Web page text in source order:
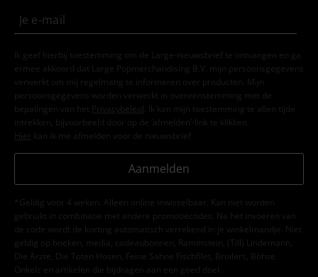
Ik geef hierbij toestemming om de Large-nieuwsbrief te ontvangen en ga
ermee akkoord dat Large Popmerchandising B.V. mijn persoonsgegevens
verwerkt om mij regelmatig te informeren over producten. Mijn
persoonsgegevens worden verwerkt in overeenstemming met de
bepalingen van het
Privacybeleid . Ik kan mijn toestemming te allen tijde
intrekken, bijvoorbeeld door op de ‘afmelden’-link te klikken.
Hier kan ik me afmelden voor de nieuwsbrief.
Aanmelden
*Geldig voor 4 weken. Alleen online inwisselbaar. Kan niet worden
gebruikt in combinatie met andere promotiecodes. Na het invoeren van
de code wordt de korting automatisch verrekend in je winkelmandje. Niet
geldig op boeken, media, cadeaubonnen, Rammstein, (Till) Lindemann,
Die Ärzte, Die Toten Hosen, Feine Sahne Fischfilet, Broilers, Böhse
Onkelz en artikelen die bijdragen aan een goed doel.